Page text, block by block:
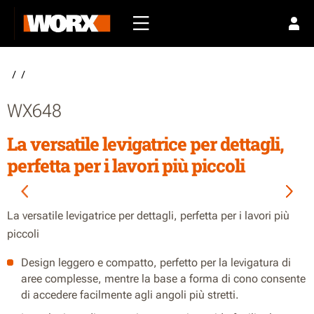
/ /
WX648
La versatile levigatrice per dettagli,
perfetta per i lavori più piccoli
La versatile levigatrice per dettagli, perfetta per i lavori più
piccoli
Design leggero e compatto, perfetto per la levigatura di
aree complesse, mentre la base a forma di cono consente
di accedere facilmente agli angoli più stretti.